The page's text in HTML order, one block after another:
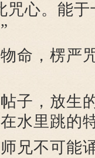
心。能于
，楞严
，放生
水里跳的
不可能